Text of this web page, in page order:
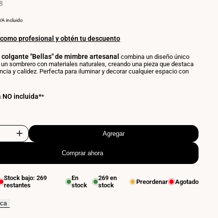
incluido
profesional y obtén tu descuento
"Bellas" de mimbre artesanal combina un diseño único
sombrero con materiales naturales, creando una pieza que destaca
y calidez. Perfecta para iluminar y decorar cualquier espacio con
NO incluida**
Aumentar
Lámpara
Agregar
Comprar ahora
Stock bajo: 269
restantes
En
stock
269en
stock
Preordenar Agotado